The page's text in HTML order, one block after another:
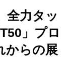
全力タッ
」プロ
からの展